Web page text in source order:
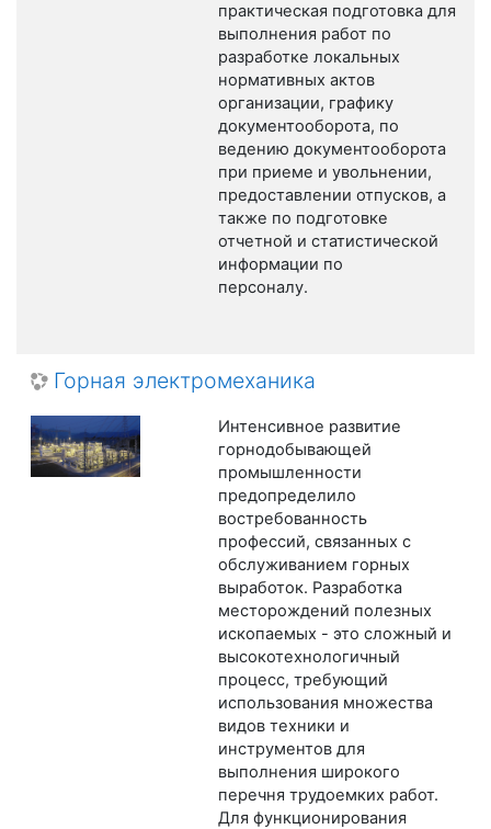
практическая подготовка для
выполнения работ по
разработке локальных
нормативных актов
организации, графику
документооборота, по
ведению документооборота
при приеме и увольнении,
предоставлении отпусков, а
также по подготовке
отчетной и статистической
информации по
персоналу.
Горная электромеханика
Интенсивное развитие
горнодобывающей
промышленности
предопределило
востребованность
профессий, связанных с
обслуживанием горных
выработок. Разработка
месторождений полезных
ископаемых - это сложный и
высокотехнологичный
процесс, требующий
использования множества
видов техники и
инструментов для
выполнения широкого
перечня трудоемких работ.
Для функционирования